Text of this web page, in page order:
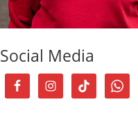
Social Media